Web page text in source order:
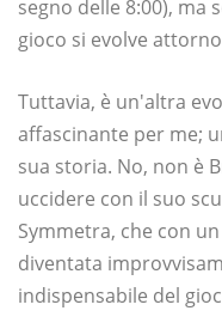
segno delle 8:00), ma
gioco si evolve
Tuttavia, è un'altra
affascinante per me;
sua storia. No, non è
uccidere con il suo
Symmetra, che con
diventata
indispensabile del